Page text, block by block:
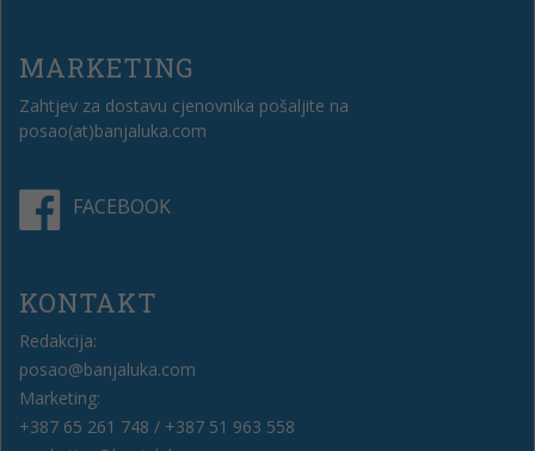
MARKETING
Zahtjev za dostavu cjenovnika pošaljite na
posao(at)banjaluka.com
FACEBOOK
KONTAKT
Redakcija:
posao@banjaluka.com
Marketing:
+387 65 261 748 / +387 51 963 558